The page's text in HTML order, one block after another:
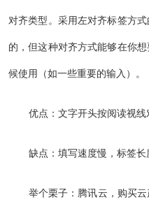
对齐类型。采用左对齐标签方
的，但这种对齐方式能够在你
候使用（如一些重要的输入）。
优点：文字开头按阅读视线
缺点：填写速度慢，标签长
举个栗子：腾讯云，购买